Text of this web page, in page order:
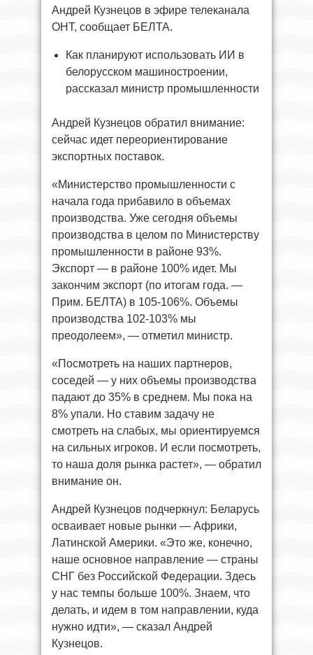
Андрей Кузнецов в эфире телеканала
ОНТ, сообщает БЕЛТА.
Как планируют использовать ИИ в
белорусском машиностроении,
рассказал министр промышленности
Андрей Кузнецов обратил внимание:
сейчас идет переориентирование
экспортных поставок.
«Министерство промышленности с
начала года прибавило в объемах
производства. Уже сегодня объемы
производства в целом по Министерству
промышленности в районе 93%.
Экспорт — в районе 100% идет. Мы
закончим экспорт (по итогам года. —
Прим. БЕЛТА) в 105-106%. Объемы
производства 102-103% мы
преодолеем», — отметил министр.
«Посмотреть на наших партнеров,
соседей — у них объемы производства
падают до 35% в среднем. Мы пока на
8% упали. Но ставим задачу не
смотреть на слабых, мы ориентируемся
на сильных игроков. И если посмотреть,
то наша доля рынка растет», — обратил
внимание он.
Андрей Кузнецов подчеркнул: Беларусь
осваивает новые рынки — Африки,
Латинской Америки. «Это же, конечно,
наше основное направление — страны
СНГ без Российской Федерации. Здесь
у нас темпы больше 100%. Знаем, что
делать, и идем в том направлении, куда
нужно идти», — сказал Андрей
Кузнецов.